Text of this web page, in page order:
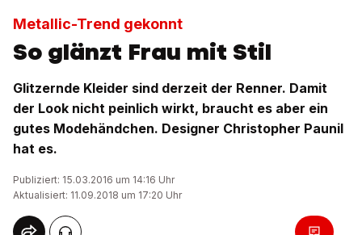
Metallic-Trend gekonnt
So glänzt Frau mit Stil
Glitzernde Kleider sind derzeit der Renner. Damit
der Look nicht peinlich wirkt, braucht es aber ein
gutes Modehändchen. Designer Christopher Paunil
hat es.
Publiziert: 15.03.2016 um 14:16 Uhr
Aktualisiert: 11.09.2018 um 17:20 Uhr